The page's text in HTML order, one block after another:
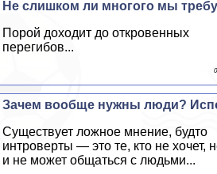
Не слишком ли многого мы
Порой доходит до откровенных
перегибов...
Зачем вообще нужны люди?
Существует ложное мнение, будто
интроверты — это те, кто не хочет,
и не может общаться с людьми...